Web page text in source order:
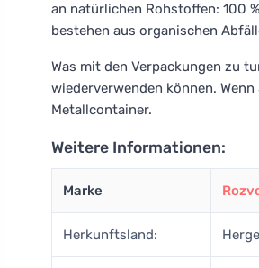
an natürlichen Rohstoffen: 100
bestehen aus organischen
Was mit den Verpackungen zu
wiederverwenden können.
Metallcontainer.
Weitere Informationen:
Marke
Herkunftsland: